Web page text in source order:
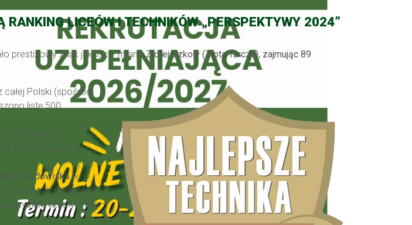
LICEÓW I TECHNIKÓW „PERSPEKTYWY 2024”
prestiżowy znak jakości - mianoZłotej Szkoły (Złota Tarcza), zajmując 89
całej Polski (spośród
listę 500
/technika/
techników, które
i Środowiskaw
na III miejscu w
wszystkie szkoły leśne –